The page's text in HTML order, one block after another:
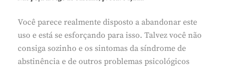
Você parece realmente disposto a abandonar este
uso e está se esforçando para isso. Talvez você não
consiga sozinho e os sintomas da síndrome de
abstinência e de outros problemas psicológicos